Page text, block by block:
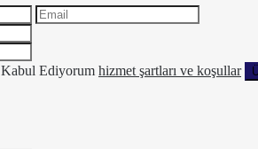
Kabul Ediyorum hizmet şartları ve koşullar